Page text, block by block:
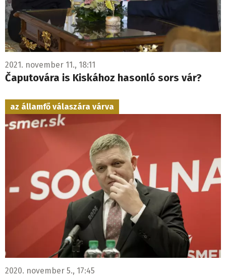
2021. november 11., 18:11
Čaputovára is Kiskához hasonló sors vár?
az államfő válaszára várva
2020. november 5., 17:45